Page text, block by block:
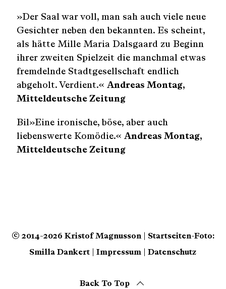
»Der Saal war voll, man sah auch viele neue
Gesichter neben den bekannten. Es scheint,
als hätte Mille Maria Dalsgaard zu Beginn
ihrer zweiten Spielzeit die manchmal etwas
fremdelnde Stadtgesellschaft endlich
abgeholt. Verdient.« Andreas Montag,
Mitteldeutsche Zeitung
Bil»Eine ironische, böse, aber auch
liebenswerte Komödie.« Andreas Montag,
Mitteldeutsche Zeitung
© 2014-2026 Kristof Magnusson | Startseiten-Foto:
Smilla Dankert |Impressum |Datenschutz
Back To Top